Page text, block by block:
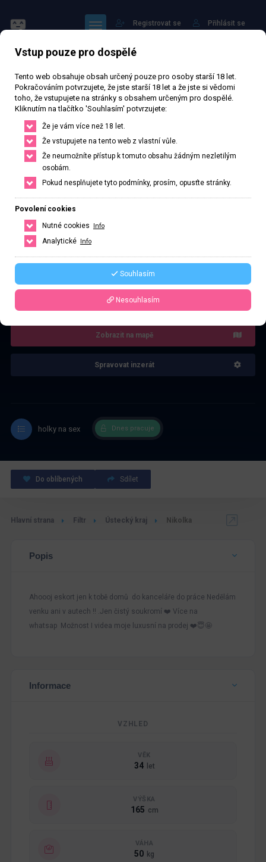
Přihlásit se
Registrovat se
Nikolka
58 208 zhlédnutí
let 165
Most, Ústecký kraj, Česká republika
Řekněte že voláte z webu www.privatzone.com
4.0 Recenze: 1
Zobrazit na mapě
Spravovat inzerát
holky na sex Dnes pracuje
Do oblíbených Sdílet
Hlavní strana Filtr Ústecký kraj Nikolka
Popis
Ahoooj eskort jen k tobě domů do kanceláře do práce Nedělám
venku ani v autech !! .Jen čistý soukromí ❤️ Více na
whatsap Možnost I videa moje luxusní na prodej ❤️😇🤩
Informace
VZHLED
VĚK
34 let
VÝŠKA
165 cm
VÁHA
50 kg
Vstup pouze pro dospělé
Tento web obsahuje obsah určený pouze pro osoby starší 18 let.
Pokračováním potvrzujete, že jste starší 18 let a že jste si vědomi
toho, že vstupujete na stránky s obsahem určeným pro dospělé.
Kliknutím na tlačítko 'Souhlasím' potvrzujete:
Že je vám více než 18 let.
Že vstupujete na tento web z vlastní vůle.
Že neumožníte přístup k tomuto obsahu žádným nezletilým
osobám.
Pokud nesplňujete tyto podmínky, prosím, opusťte stránky.
Povolení cookies
Nutné cookies
Info
Analytické Info
Souhlasím
Nesouhlasím